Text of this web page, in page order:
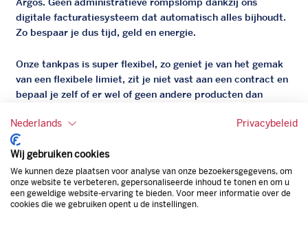
digitale facturatiesysteem dat automatisch alles bijhoudt.
Zo bespaar je dus tijd, geld en energie.
Onze tankpas is super flexibel, zo geniet je van het gemak
van een flexibele limiet, zit je niet vast aan een contract en
bepaal je zelf of er wel of geen andere producten dan
Bovendien profiteer je altijd van een gegarandeerde
korting. Mocht de pompprijs toch lager zijn dan betaal je
natuurlijk de prijs aan de pomp. Zo ben je altijd verzekerd
van de laagste prijs.
Nederlands Privacybeleid
Wij gebruiken cookies
We kunnen deze plaatsen voor analyse van onze bezoekersgegevens, om
onze website te verbeteren, gepersonaliseerde inhoud te tonen en om u
een geweldige website-ervaring te bieden. Voor meer informatie over de
cookies die we gebruiken opent u de instellingen.